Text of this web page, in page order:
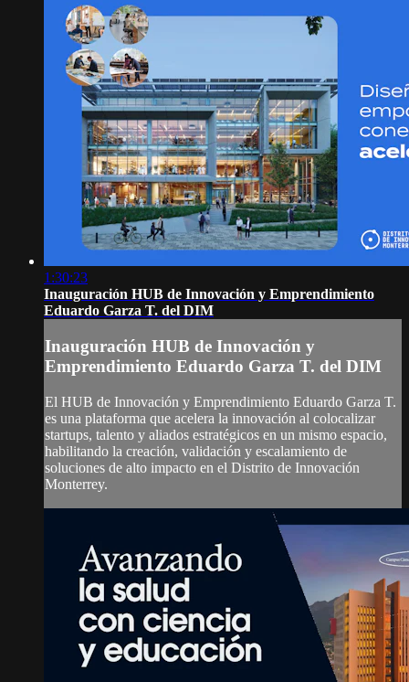
1:30:23
Inauguración HUB de Innovación y Emprendimiento
Eduardo Garza T. del DIM
Inauguración HUB de Innovación y
Emprendimiento Eduardo Garza T. del DIM
El HUB de Innovación y Emprendimiento Eduardo Garza T.
es una plataforma que acelera la innovación al colocalizar
startups, talento y aliados estratégicos en un mismo espacio,
habilitando la creación, validación y escalamiento de
soluciones de alto impacto en el Distrito de Innovación
Monterrey.